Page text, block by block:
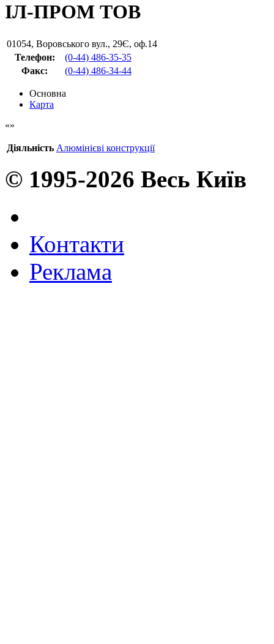
ІЛ-ПРОМ ТОВ
01054, Воровського вул., 29Є, оф.14
Телефон:
(0-44) 486-35-35
Факс: (0-44) 486-34-44
Основна
Карта
Діяльність Алюмінієві конструкції
© 1995-2026 Весь Київ
Контакти
Реклама